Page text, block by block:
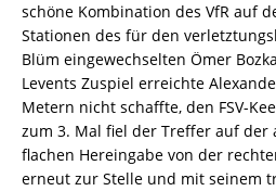
schöne Kombination des VfR auf
Stationen des für den
Blüm eingewechselten Ömer
Levents Zuspiel erreichte
Metern nicht schaffte, den FSV-
zum 3. Mal fiel der Treffer auf der
flachen Hereingabe von der
erneut zur Stelle und mit seinem